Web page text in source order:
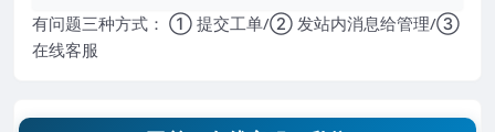
有问题三种方式： ① 提交工单/② 发站内消息给管理/③
在线客服